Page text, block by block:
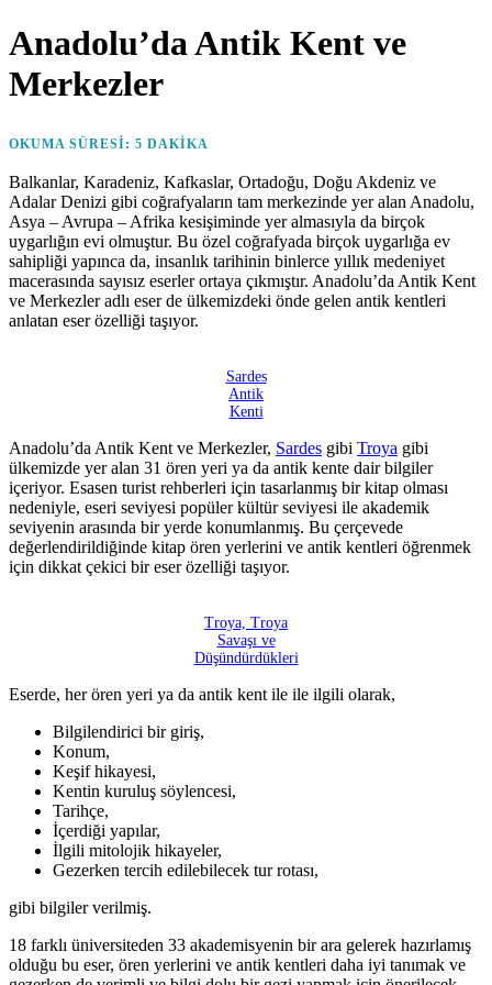
Anadolu’da Antik Kent ve
Merkezler
OKUMA SÜRESI: 5 DAKIKA
Balkanlar, Karadeniz, Kafkaslar, Ortadoğu, Doğu Akdeniz ve
Adalar Denizi gibi coğrafyaların tam merkezinde yer alan Anadolu,
Asya – Avrupa – Afrika kesişiminde yer almasıyla da birçok
uygarlığın evi olmuştur. Bu özel coğrafyada birçok uygarlığa ev
sahipliği yapınca da, insanlık tarihinin binlerce yıllık medeniyet
macerasında sayısız eserler ortaya çıkmıştır. Anadolu’da Antik Kent
ve Merkezler adlı eser de ülkemizdeki önde gelen antik kentleri
anlatan eser özelliği taşıyor.
Sardes
Antik
Kenti
Anadolu’da Antik Kent ve Merkezler, Sardes gibi Troya gibi
ülkemizde yer alan 31 ören yeri ya da antik kente dair bilgiler
içeriyor. Esasen turist rehberleri için tasarlanmış bir kitap olması
nedeniyle, eseri seviyesi popüler kültür seviyesi ile akademik
seviyenin arasında bir yerde konumlanmış. Bu çerçevede
değerlendirildiğinde kitap ören yerlerini ve antik kentleri öğrenmek
için dikkat çekici bir eser özelliği taşıyor.
Troya, Troya
Savaşı ve
Düşündürdükleri
Eserde, her ören yeri ya da antik kent ile ile ilgili olarak,
Bilgilendirici bir giriş,
Konum,
Keşif hikayesi,
Kentin kuruluş söylencesi,
Tarihçe,
İçerdiği yapılar,
İlgili mitolojik hikayeler,
Gezerken tercih edilebilecek tur rotası,
gibi bilgiler verilmiş.
18 farklı üniversiteden 33 akademisyenin bir ara gelerek hazırlamış
olduğu bu eser, ören yerlerini ve antik kentleri daha iyi tanımak ve